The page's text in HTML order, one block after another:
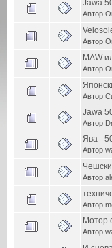
Jawa
Автор
Автор
MAW
Автор
Автор
Jawa
Автор
Ява -
Автор
Автор
Автор
Мотор
Автор